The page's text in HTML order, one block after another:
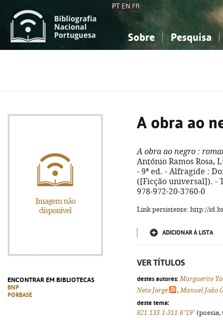
PT EN FR
Sobre Pesquisa
ENCONTRAR EM BIBLIOTECAS
BNP
PORBASE
A obra ao
A obra ao negro :
António Ramos Rosa,
- 9ª ed. - Alfragide :
([Ficção universal]). -
978-972-20-3760-0
Link persistente: http://
ADICIONAR À LISTA
VER TÍTULOS
destes autores: Marguerite
Neto Jorge
,Manuel João
deste tema:
821.133.1-311.6"19"(poesia,